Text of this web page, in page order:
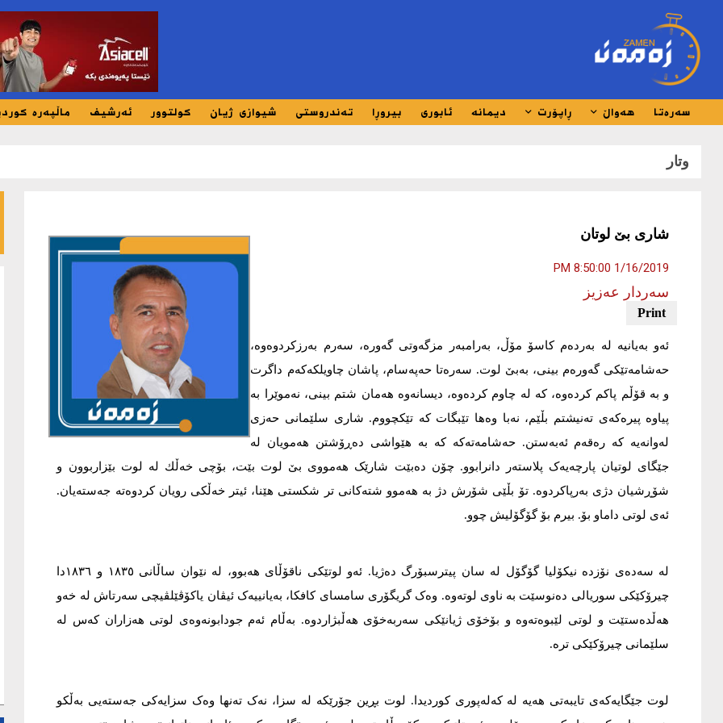
سەرەتا هەواڵ ڕاپۆرت دیمانە ئابوری بیروڕا تەندروستی شیوازی ژیان کولتوور ئەرشیف ماڵپەرە
وتار
شاری بێ لوتان
1/16/2019 8:50:00 PM
سەردار عەزیز
ئەو بەیانیە لە بەردەم کاسۆ مۆڵ، بەرامبەر مزگەوتی گەورە، سەرم بەرزکردوەوە،
حەشامەتێکی گەورەم بینی، بەبێ لوت. سەرەتا حەپەسام، پاشان چاویلکەکەم داگرت
و بە قۆڵم پاکم کردەوە، کە لە چاوم کردەوە، دیسانەوە هەمان شتم بینی، نەموێرا بە
پیاوە پیرەکەی تەنیشتم بڵێم، نەبا وەها تێبگات کە تێکچووم. شاری سلێمانی حەزی
لەوانەیە کە رەقەم ئەبەستن. حەشامەتەکە کە بە هێواشی دەڕۆشتن هەمویان لە
جێگای لوتیان پارچەیەک پلاستەر دانرابوو. چۆن دەبێت شارێک هەمووی بێ لوت بێت، بۆچی خەڵك لە لوت بێزاربوون و
شۆڕشیان دژی بەرپاکردوە. تۆ بڵێی شۆرش دژ بە هەموو شتەکانی تر شکستی هێنا، ئیتر خەڵکی رویان کردوەتە جەستەیان.
ئەی لوتی داماو بۆ. بیرم بۆ گۆگۆلیش چوو.
لە سەدەی نۆزدە نیکۆلیا گۆگۆل لە سان پیترسبۆرگ دەژیا. ئەو لوتێکی ناقۆڵای هەبوو، لە نێوان ساڵانی ١٨٣٥ و ١٨٣٦دا
چیرۆکێکی سوریالی دەنوسێت بە ناوی لوتەوە. وەک گریگۆری سامسای کافکا، بەیانییەک ئیڤان یاکۆڤێلڤیچی سەرتاش لە خەو
هەڵدەستێت و لوتی لێبوەتەوە و بۆخۆی ژیانێکی سەربەخۆی هەڵبژاردوە. بەڵام ئەم جودابونەوەی لوتی هەزاران کەس لە
سلێمانی چیرۆکێکی ترە.
لوت جێگایەکەی تایبەتی هەیە لە کەلەپوری کوردیدا. لوت بڕین جۆرێکە لە سزا، نەک تەنها وەک سزایەکی جەستەیی بەڵکو